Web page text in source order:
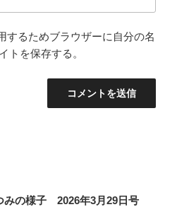
するためブラウザーに自分の名
トを保存する。
の様子 2026年3月29日号